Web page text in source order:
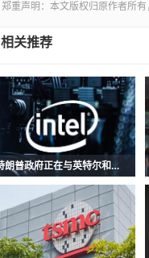
郑重声明：本文版权归原作者所
相关推荐
特朗普政府正在与英特尔和台积电在美国建立工厂的谈判中